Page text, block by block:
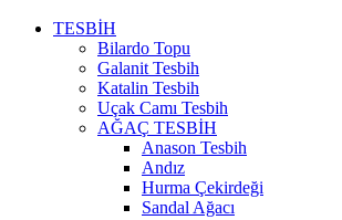
TESBİH
Bilardo Topu
Galanit Tesbih
Katalin Tesbih
Uçak Camı Tesbih
AĞAÇ TESBİH
Anason Tesbih
Andız
Hurma Çekirdeği
Sandal Ağacı